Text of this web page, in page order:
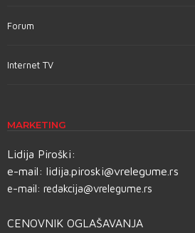
Forum
Internet TV
MARKETING
Lidija Piroški:
e-mail: lidija.piroski@vrelegume.rs
e-mail: redakcija@vrelegume.rs
CENOVNIK OGLAŠAVANJA